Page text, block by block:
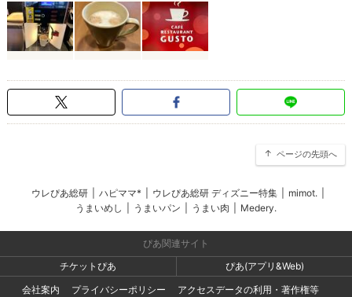
ページの先頭へ
ウレぴあ総研 ハピママ* ウレぴあ総研 ディズニー特集 mimot.
うまいめし
うまいパン うまい肉 Medery.
ぴあ関連サイト
チケットぴあ
ぴあ(アプリ&Web)
会社案内
プライバシーポリシー アクセスデータの利用・著作権等